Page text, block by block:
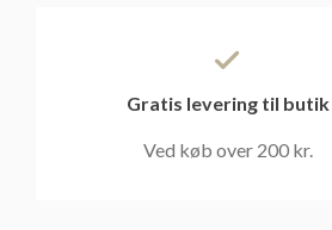
Gratis levering til butik
Ved køb over 200 kr.